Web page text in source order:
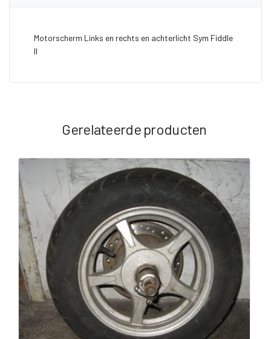
Motorscherm Links en rechts en achterlicht Sym Fiddle
II
Gerelateerde producten